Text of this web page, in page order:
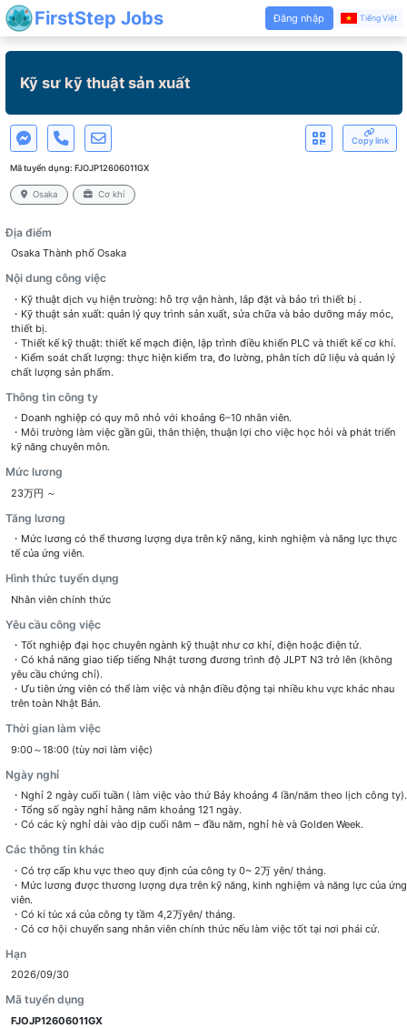
FirstStep Jobs Đăng nhập Tiếng Việt
Kỹ sư kỹ thuật sản xuất
Copy link
Mã tuyển dụng: FJOJP12606011GX
Osaka Cơ khí
Địa điểm
Osaka Thành phố Osaka
Nội dung công việc
・Kỹ thuật dịch vụ hiện trường: hỗ trợ vận hành, lắp đặt và bảo trì thiết bị .
・Kỹ thuật sản xuất: quản lý quy trình sản xuất, sửa chữa và bảo dưỡng máy móc,
thiết bị.
・Thiết kế kỹ thuật: thiết kế mạch điện, lập trình điều khiển PLC và thiết kế cơ khí.
・Kiểm soát chất lượng: thực hiện kiểm tra, đo lường, phân tích dữ liệu và quản lý
chất lượng sản phẩm.
Thông tin công ty
・Doanh nghiệp có quy mô nhỏ với khoảng 6–10 nhân viên.
・Môi trường làm việc gần gũi, thân thiện, thuận lợi cho việc học hỏi và phát triển
kỹ năng chuyên môn.
Mức lương
23万円 ～
Tăng lương
・Mức lương có thể thương lượng dựa trên kỹ năng, kinh nghiệm và năng lực thực
tế của ứng viên.
Hình thức tuyển dụng
Nhân viên chính thức
Yêu cầu công việc
・Tốt nghiệp đại học chuyên ngành kỹ thuật như cơ khí, điện hoặc điện tử.
・Có khả năng giao tiếp tiếng Nhật tương đương trình độ JLPT N3 trở lên (không
yêu cầu chứng chỉ).
・Ưu tiên ứng viên có thể làm việc và nhận điều động tại nhiều khu vực khác nhau
trên toàn Nhật Bản.
Thời gian làm việc
9:00～18:00 (tùy nơi làm việc)
Ngày nghỉ
・Nghỉ 2 ngày cuối tuần ( làm việc vào thứ Bảy khoảng 4 lần/năm theo lịch công ty).
・Tổng số ngày nghỉ hằng năm khoảng 121 ngày.
・Có các kỳ nghỉ dài vào dịp cuối năm – đầu năm, nghỉ hè và Golden Week.
Các thông tin khác
・Có trợ cấp khu vực theo quy định của công ty 0~ 2万 yên/ tháng.
・Mức lương được thương lượng dựa trên kỹ năng, kinh nghiệm và năng lực của ứng
viên.
・Có kí túc xá của công ty tầm 4,2万yên/ tháng.
Hạn
2026/09/30
Mã tuyển dụng
FJOJP12606011GX